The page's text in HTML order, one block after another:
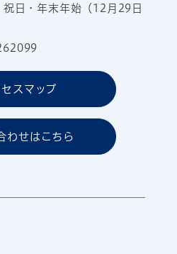
祝日・年末年始（12月29日
セスマップ
わせはこちら